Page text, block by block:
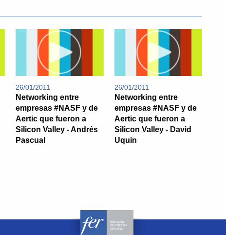
26/01/2011
Networking entre
empresas #NASF y de
Aertic que fueron a
Silicon Valley - Andrés
Pascual
26/01/2011
Networking entre
empresas #NASF y de
Aertic que fueron a
Silicon Valley - David
Uquin